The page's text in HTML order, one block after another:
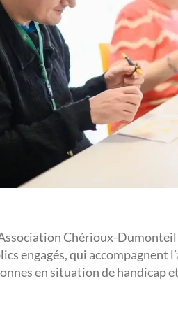
Chérioux-
engagés, qui
en situation de handicap